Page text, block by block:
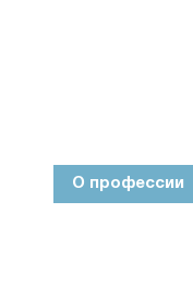
О профессии